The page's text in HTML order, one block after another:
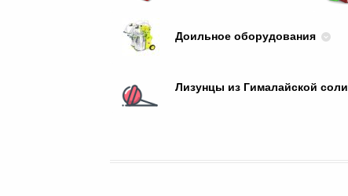
Доильное оборудования
Лизунцы из Гималайской соли